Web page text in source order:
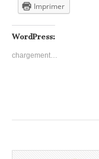
Imprimer
WordPress:
chargement…